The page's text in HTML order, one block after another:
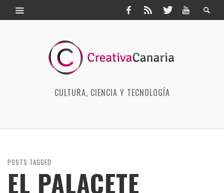
CULTURA, CIENCIA Y TECNOLOGÍA
POSTS TAGGED
EL PALACETE